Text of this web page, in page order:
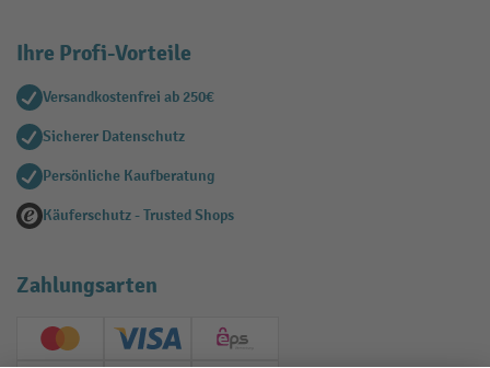
Ihre Profi-Vorteile
Versandkostenfrei ab 250€
Sicherer Datenschutz
Persönliche Kaufberatung
Käuferschutz - Trusted Shops
Zahlungsarten
Creditcard (Master)Creditcard (Visa)
EPS